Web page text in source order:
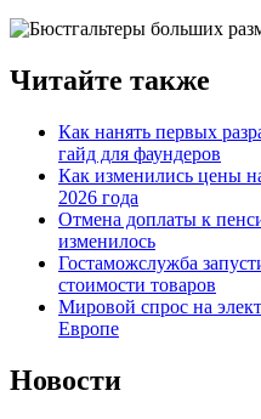
Читайте также
Как нанять первых
гайд для фаундеров
Как изменились цены
2026 года
Отмена доплаты к
изменилось
Гостаможслужба
стоимости товаров
Мировой спрос на
Европе
Новости